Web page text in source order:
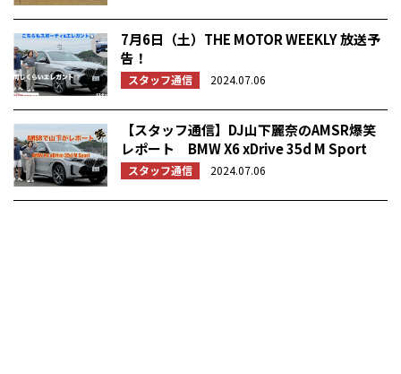
7月6日（土）THE MOTOR WEEKLY 放送予
告！
スタッフ通信 2024.07.06
【スタッフ通信】DJ山下麗奈のAMSR爆笑
レポート BMW X6 xDrive 35d M Sport
スタッフ通信 2024.07.06